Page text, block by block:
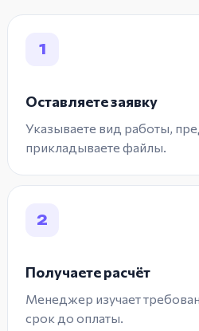
1
Оставляете заявку
Указываете вид работы,
прикладываете файлы.
2
Получаете расчёт
Менеджер изучает
срок до оплаты.